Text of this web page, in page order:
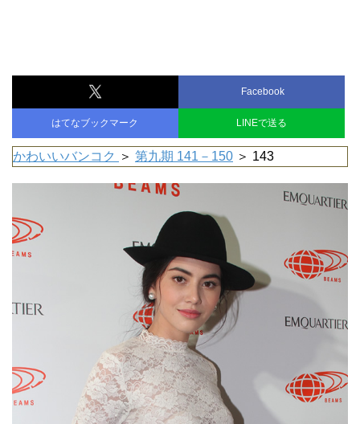
Facebook
はてなブックマーク LINEで送る
かわいいバンコク ＞ 第九期 141－150 ＞ 143